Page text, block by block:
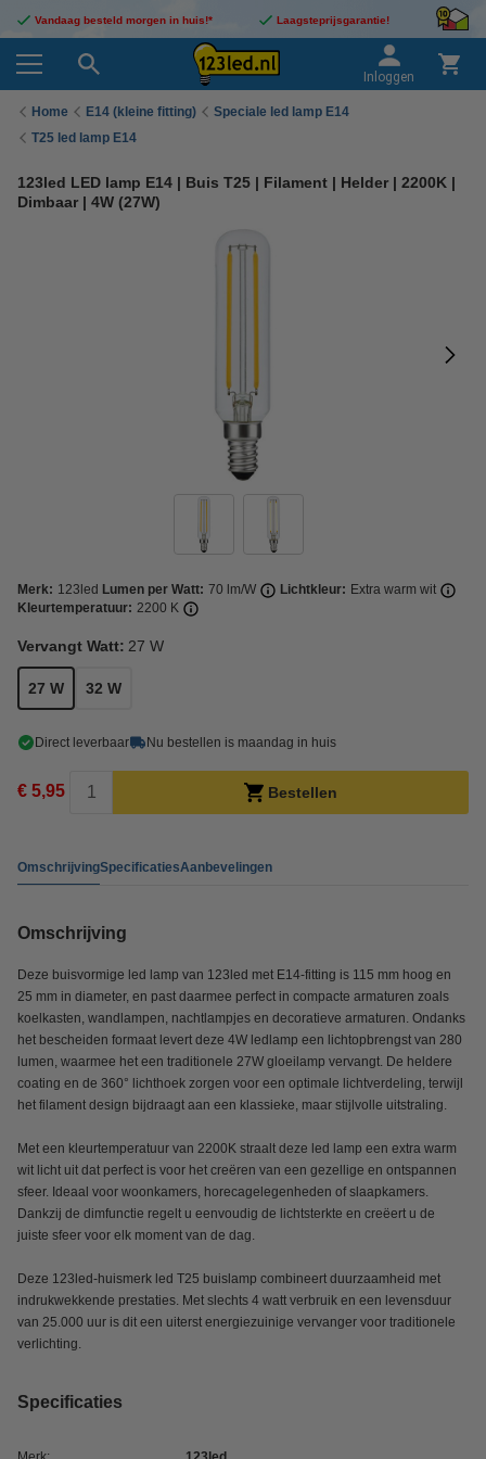
Vandaag besteld morgen in huis!* Laagsteprijsgarantie!
Inloggen
Home E14 (kleine fitting)
Speciale led lamp E14
T25 led lamp E14
123led LED lamp E14 | Buis T25 | Filament | Helder | 2200K |
Dimbaar | 4W (27W)
Merk: 123led Lumen per Watt: 70 lm/W Lichtkleur: Extra warm wit
Kleurtemperatuur: 2200 K
Vervangt Watt: 27 W
27 W 32 W
Direct leverbaar Nu bestellen is maandag in huis
€ 5,95 Bestellen
OmschrijvingSpecificatiesAanbevelingen
Omschrijving
Deze buisvormige led lamp van 123led met E14-fitting is 115 mm hoog en
25 mm in diameter, en past daarmee perfect in compacte armaturen zoals
koelkasten, wandlampen, nachtlampjes en decoratieve armaturen. Ondanks
het bescheiden formaat levert deze 4W ledlamp een lichtopbrengst van 280
lumen, waarmee het een traditionele 27W gloeilamp vervangt. De heldere
coating en de 360° lichthoek zorgen voor een optimale lichtverdeling, terwijl
het filament design bijdraagt aan een klassieke, maar stijlvolle uitstraling.
Met een kleurtemperatuur van 2200K straalt deze led lamp een extra warm
wit licht uit dat perfect is voor het creëren van een gezellige en ontspannen
sfeer. Ideaal voor woonkamers, horecagelegenheden of slaapkamers.
Dankzij de dimfunctie regelt u eenvoudig de lichtsterkte en creëert u de
juiste sfeer voor elk moment van de dag.
Deze 123led-huismerk led T25 buislamp combineert duurzaamheid met
indrukwekkende prestaties. Met slechts 4 watt verbruik en een levensduur
van 25.000 uur is dit een uiterst energiezuinige vervanger voor traditionele
verlichting.
Specificaties